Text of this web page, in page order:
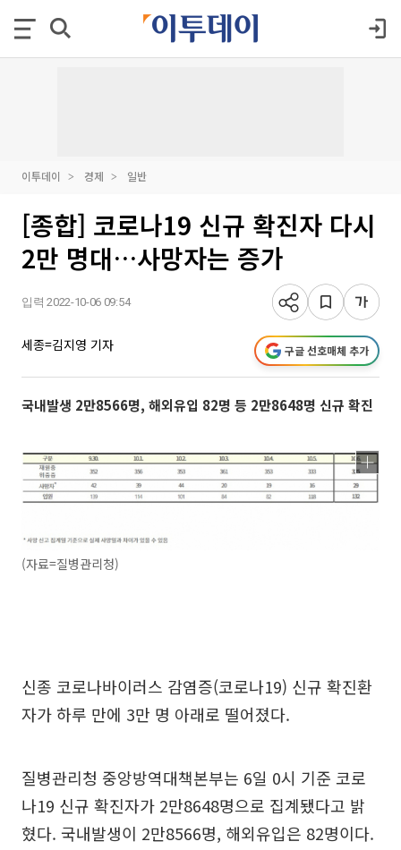
이투데이 경제 일반
[종합] 코로나19 신규 확진자 다시
2만 명대…사망자는 증가
입력 2022-10-06 09:54
세종=김지영 기자 구글 선호매체 추가
국내발생 2만8566명, 해외유입 82명 등 2만8648명 신규 확진
(자료=질병관리청)
신종 코로나바이러스 감염증(코로나19) 신규 확진환
자가 하루 만에 3만 명 아래로 떨어졌다.
질병관리청 중앙방역대책본부는 6일 0시 기준 코로
나19 신규 확진자가 2만8648명으로 집계됐다고 밝
혔다. 국내발생이 2만8566명, 해외유입은 82명이다.